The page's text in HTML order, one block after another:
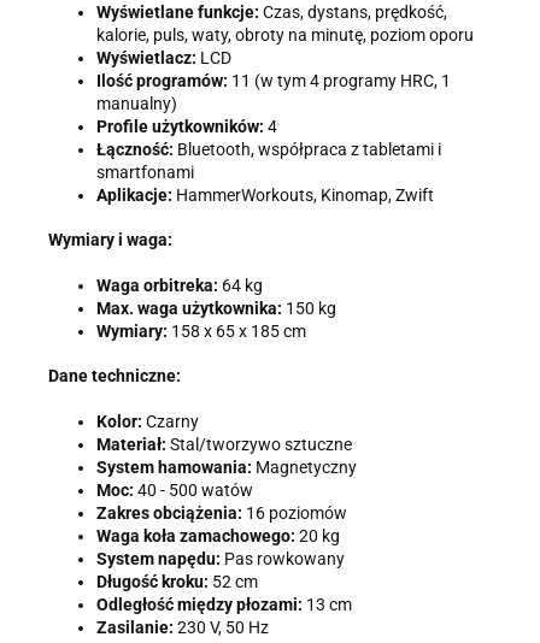
Wyświetlane funkcje: Czas, dystans, prędkość,
kalorie, puls, waty, obroty na minutę, poziom oporu
Wyświetlacz: LCD
Ilość programów: 11 (w tym 4 programy HRC, 1
manualny)
Profile użytkowników: 4
Łączność: Bluetooth, współpraca z tabletami i
smartfonami
Aplikacje: HammerWorkouts, Kinomap, Zwift
Wymiary i waga:
Waga orbitreka: 64 kg
Max. waga użytkownika: 150 kg
Wymiary: 158 x 65 x 185 cm
Dane techniczne:
Kolor: Czarny
Materiał: Stal/tworzywo sztuczne
System hamowania: Magnetyczny
Moc: 40 - 500 watów
Zakres obciążenia: 16 poziomów
Waga koła zamachowego: 20 kg
System napędu: Pas rowkowany
Długość kroku: 52 cm
Odległość między płozami: 13 cm
Zasilanie: 230 V, 50 Hz